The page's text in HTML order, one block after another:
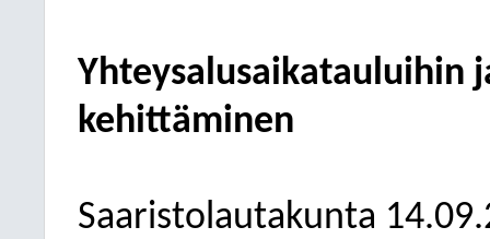
kehittäminen
Saaristolautakunta